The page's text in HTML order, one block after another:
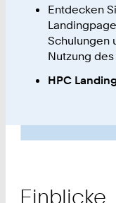
Entdecken
Schulungen
Nutzung
HPC
Einblicke